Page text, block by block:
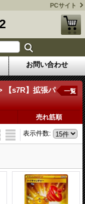
PCサイト
お問い合わせ
【s7R】拡張パ
一覧
売れ筋順
表示件数: